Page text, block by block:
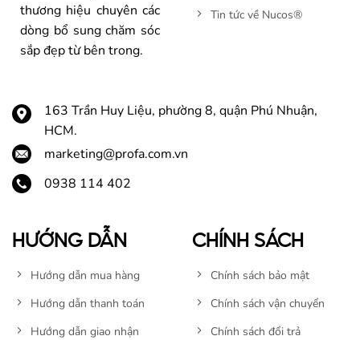
thương hiệu chuyên các
dòng bổ sung chăm sóc
sắp đẹp từ bên trong.
Tin tức về Nucos®
163 Trần Huy Liệu, phường 8, quận Phú Nhuận,
HCM.
marketing@profa.com.vn
0938 114 402
HƯỚNG DẪN
Hướng dẫn mua hàng
Hướng dẫn thanh toán
Hướng dẫn giao nhận
CHÍNH SÁCH
Chính sách bảo mật
Chính sách vận chuyển
Chính sách đổi trả